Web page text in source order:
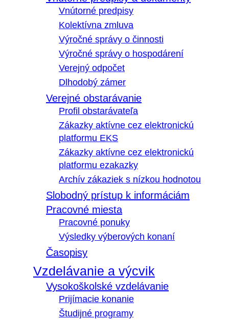
Vnútorné predpisy
Kolektívna zmluva
Výročné správy o činnosti
Výročné správy o hospodárení
Verejný odpočet
Dlhodobý zámer
Verejné obstarávanie
Profil obstarávateľa
Zákazky aktívne cez elektronickú
platformu EKS
Zákazky aktívne cez elektronickú
platformu ezakazky
Archív zákaziek s nízkou hodnotou
Slobodný prístup k informáciám
Pracovné miesta
Pracovné ponuky
Výsledky výberových konaní
Časopisy
Vzdelávanie a výcvik
Vysokoškolské vzdelávanie
Prijímacie konanie
Študijné programy